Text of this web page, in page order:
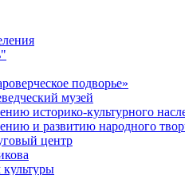
подворье»
музей
историко-культурного
и развитию народного
центр